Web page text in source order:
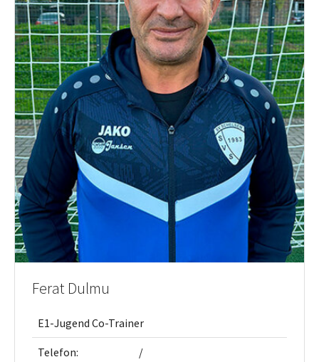
Ferat Dulmu
E1-Jugend Co-Trainer
Telefon: /